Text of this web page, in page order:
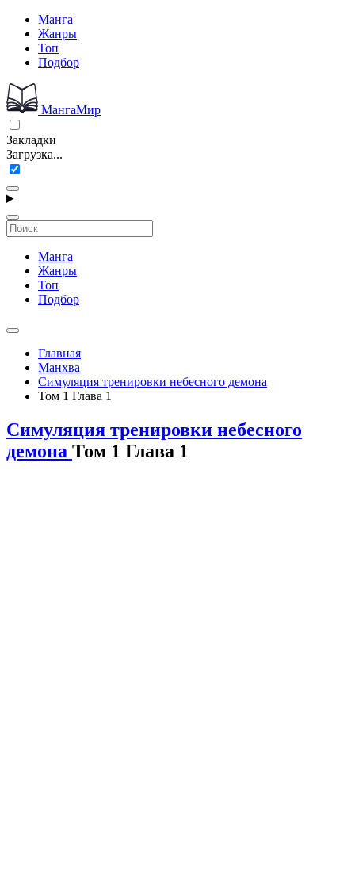
Манга
Жанры
Топ
Подбор
МангаМир
Закладки
Загрузка...
Манга
Жанры
Топ
Подбор
Главная
Манхва
Симуляция тренировки небесного демона
Том 1 Глава 1
Симуляция тренировки небесного
демона Том 1 Глава 1